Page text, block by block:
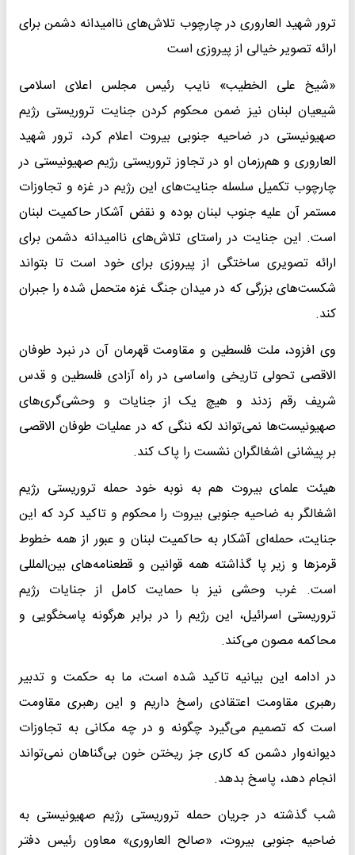
ترور شهید العاروری در چارچوب تلاش‌های ناامیدانه دشمن برای
ارائه تصویر خیالی از پیروزی است
«شیخ علی الخطیب» نایب رئیس مجلس اعلای اسلامی
شیعیان لبنان نیز ضمن محکوم کردن جنایت تروریستی رژیم
صهیونیستی در ضاحیه جنوبی بیروت اعلام کرد، ترور شهید
العاروری و هم‌رزمان او در تجاوز تروریستی رژیم صهیونیستی در
چارچوب تکمیل سلسله جنایت‌های این رژیم در غزه و تجاوزات
مستمر آن علیه جنوب لبنان بوده و نقض آشکار حاکمیت لبنان
است. این جنایت در راستای تلاش‌های ناامیدانه دشمن برای
ارائه تصویری ساختگی از پیروزی برای خود است تا بتواند
شکست‌های بزرگی که در میدان جنگ غزه متحمل شده را جبران
کند.
وی افزود، ملت فلسطین و مقاومت قهرمان آن در نبرد طوفان
الاقصی تحولی تاریخی واساسی در راه آزادی فلسطین و قدس
شریف رقم زدند و هیچ یک از جنایات و وحشی‌گری‌های
صهیونیست‌ها نمی‌تواند لکه ننگی که در عملیات طوفان الاقصی
بر پیشانی اشغالگران نشست را پاک کند.
هیئت علمای بیروت هم به نوبه خود حمله تروریستی رژیم
اشغالگر به ضاحیه جنوبی بیروت را محکوم و تاکید کرد که این
جنایت، حمله‌ای آشکار به حاکمیت لبنان و عبور از همه خطوط
قرمزها و زیر پا گذاشته همه قوانین و قطعنامه‌های بین‌المللی
است. غرب وحشی نیز با حمایت کامل از جنایات رژیم
تروریستی اسرائیل، این رژیم را در برابر هرگونه پاسخگویی و
محاکمه مصون می‌کند.
در ادامه این بیانیه تاکید شده است، ما به حکمت و تدبیر
رهبری مقاومت اعتقادی راسخ داریم و این رهبری مقاومت
است که تصمیم می‌گیرد چگونه و در چه مکانی به تجاوزات
دیوانه‌وار دشمن که کاری جز ریختن خون بی‌گناهان نمی‌تواند
انجام دهد، پاسخ بدهد.
شب گذشته در جریان حمله تروریستی رژیم صهیونیستی به
ضاحیه جنوبی بیروت، «صالح العاروری» معاون رئیس دفتر